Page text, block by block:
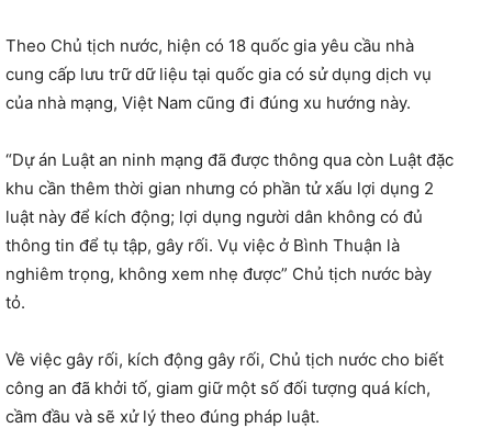
Theo Chủ tịch nước, hiện có 18 quốc gia yêu cầu nhà
cung cấp lưu trữ dữ liệu tại quốc gia có sử dụng dịch vụ
của nhà mạng, Việt Nam cũng đi đúng xu hướng này.
“Dự án Luật an ninh mạng đã được thông qua còn Luật đặc
khu cần thêm thời gian nhưng có phần tử xấu lợi dụng 2
luật này để kích động; lợi dụng người dân không có đủ
thông tin để tụ tập, gây rối. Vụ việc ở Bình Thuận là
nghiêm trọng, không xem nhẹ được” Chủ tịch nước bày
tỏ.
Về việc gây rối, kích động gây rối, Chủ tịch nước cho biết
công an đã khởi tố, giam giữ một số đối tượng quá kích,
cầm đầu và sẽ xử lý theo đúng pháp luật.